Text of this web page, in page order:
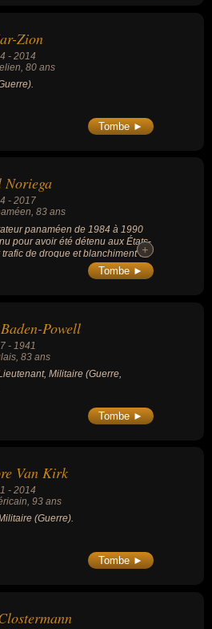
Zion
- 2014
, 80 ans
Tombe ►
Noriega
- 2017
, 83 ans
panaméen de 1984 à 1990
pour avoir été détenu aux États-
trafic de drogue et blanchiment et
au Panama par contumace pour
+
+
Tombe ►
Powell
- 1941
, 83 ans
Militaire (Guerre,
Tombe ►
Van Kirk
- 2014
, 93 ans
(Guerre).
Tombe ►